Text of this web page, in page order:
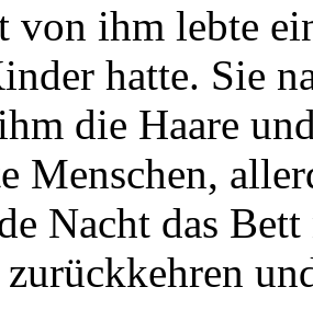
von ihm lebte
hatte. Sie
die Haare
Menschen,
Nacht das
zurückkehren